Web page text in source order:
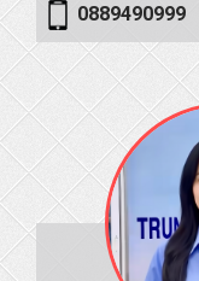
0889490999